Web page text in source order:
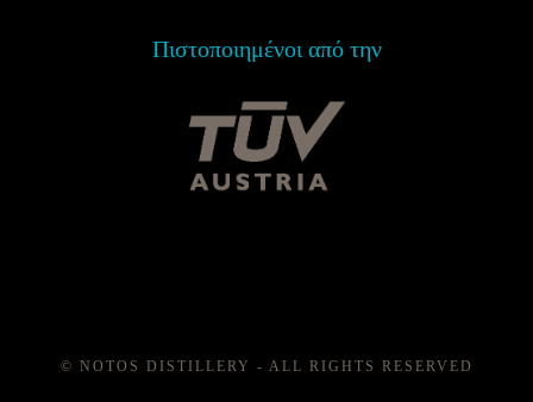
Πιστοποιημένοι από την
© NOTOS DISTILLERY - ALL RIGHTS RESERVED